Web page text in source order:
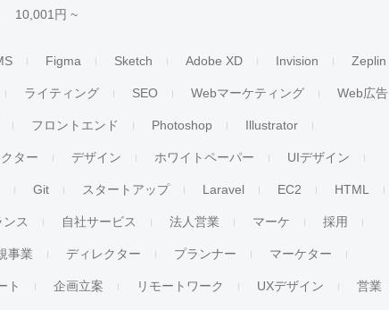
10,001円 ~
Figma Sketch Adobe XD Invision Zeplin
ライティング SEO Webマーケティング Web広告
フロントエンド Photoshop Illustrator
ター デザイン ホワイトペーパー UIデザイン
Git スタートアップ Laravel EC2 HTML
ンス 自社サービス 法人営業 マーケ 採用
事業 ディレクター プランナー マーケター
ト 企画立案 リモートワーク UXデザイン 営業